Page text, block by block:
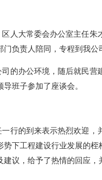
人大常委会办公室主任
负责人陪同，专程到我公
的办公环境，随后就民
班子参加了座谈会。
行的到来表示热烈欢迎
下工程建设行业发展的
议，给予了热情的回应